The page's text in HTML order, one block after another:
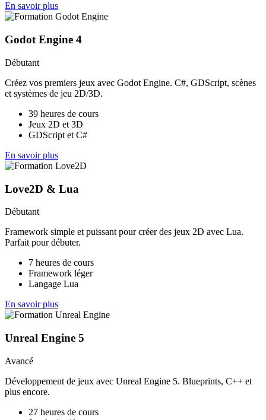
En savoir plus
Godot Engine 4
Débutant
Créez vos premiers jeux avec Godot Engine. C#, GDScript, scènes
et systèmes de jeu 2D/3D.
39 heures de cours
Jeux 2D et 3D
GDScript et C#
En savoir plus
Love2D & Lua
Débutant
Framework simple et puissant pour créer des jeux 2D avec Lua.
Parfait pour débuter.
7 heures de cours
Framework léger
Langage Lua
En savoir plus
Unreal Engine 5
Avancé
Développement de jeux avec Unreal Engine 5. Blueprints, C++ et
plus encore.
27 heures de cours